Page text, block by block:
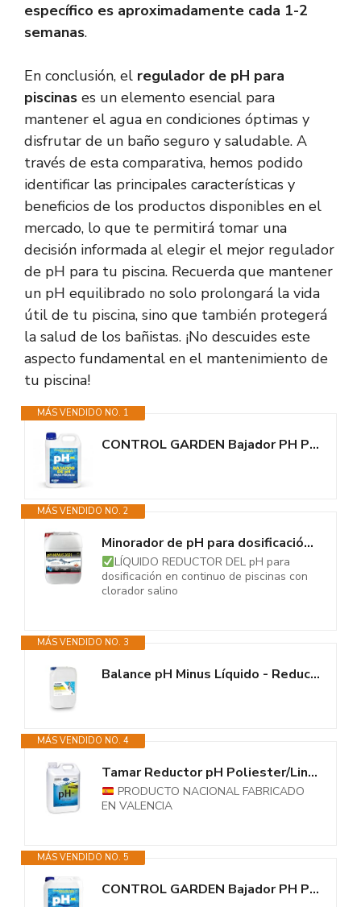
específico es aproximadamente cada 1-2
semanas.
En conclusión, el regulador de pH para
piscinas es un elemento esencial para
mantener el agua en condiciones óptimas y
disfrutar de un baño seguro y saludable. A
través de esta comparativa, hemos podido
identificar las principales características y
beneficios de los productos disponibles en el
mercado, lo que te permitirá tomar una
decisión informada al elegir el mejor regulador
de pH para tu piscina. Recuerda que mantener
un pH equilibrado no solo prolongará la vida
útil de tu piscina, sino que también protegerá
la salud de los bañistas. ¡No descuides este
aspecto fundamental en el mantenimiento de
tu piscina!
MÁS VENDIDO NO. 1
CONTROL GARDEN Bajador PH Piscinas 5 L | Reductor pH- Piscina Interior y...
MÁS VENDIDO NO. 2
Minorador de pH para dosificación PH Minus 20 litros (25 KG) - Piscinas...
LÍQUIDO REDUCTOR DEL pH para
dosificación en continuo de piscinas con
clorador salino
MÁS VENDIDO NO. 3
Balance pH Minus Líquido - Reduce los valores de pH Superiores a 7.6 -...
MÁS VENDIDO NO. 4
Tamar Reductor pH Poliester/Liner y Electrolisis Salina, regulador de pH 5...
PRODUCTO NACIONAL FABRICADO
EN VALENCIA
MÁS VENDIDO NO. 5
CONTROL GARDEN Bajador PH Piscinas 20 L | Reductor pH- Piscina Interior y...